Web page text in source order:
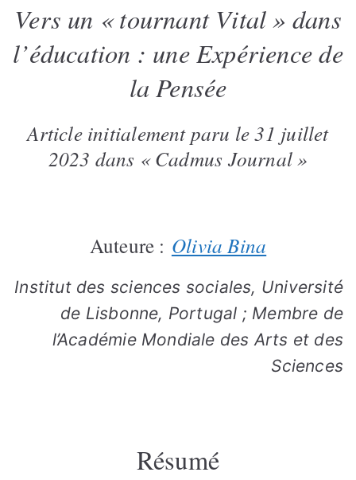
Vers un « tournant Vital » dans
l’éducation : une Expérience de
la Pensée
Article initialement paru le 31 juillet
2023 dans « Cadmus Journal »
Auteure : Olivia Bina
Institut des sciences sociales, Université
de Lisbonne, Portugal ; Membre de
l’Académie Mondiale des Arts et des
Sciences
Résumé